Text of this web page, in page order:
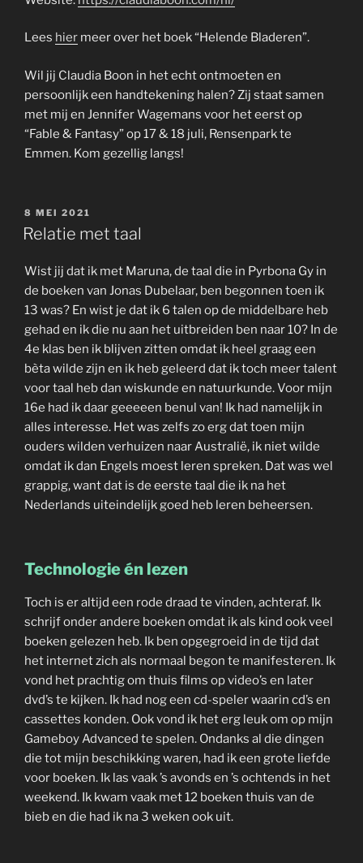
Lees hier meer over het boek “Helende Bladeren”.
Wil jij Claudia Boon in het echt ontmoeten en
persoonlijk een handtekening halen? Zij staat samen
met mij en Jennifer Wagemans voor het eerst op
“Fable & Fantasy” op 17 & 18 juli, Rensenpark te
Emmen. Kom gezellig langs!
GEPLAATST
OP
8 MEI 2021
Relatie met taal
Wist jij dat ik met Maruna, de taal die in Pyrbona Gy in
de boeken van Jonas Dubelaar, ben begonnen toen ik
13 was? En wist je dat ik 6 talen op de middelbare heb
gehad en ik die nu aan het uitbreiden ben naar 10? In de
4e klas ben ik blijven zitten omdat ik heel graag een
bèta wilde zijn en ik heb geleerd dat ik toch meer talent
voor taal heb dan wiskunde en natuurkunde. Voor mijn
16e had ik daar geeeeen benul van! Ik had namelijk in
alles interesse. Het was zelfs zo erg dat toen mijn
ouders wilden verhuizen naar Australië, ik niet wilde
omdat ik dan Engels moest leren spreken. Dat was wel
grappig, want dat is de eerste taal die ik na het
Nederlands uiteindelijk goed heb leren beheersen.
Technologie én lezen
Toch is er altijd een rode draad te vinden, achteraf. Ik
schrijf onder andere boeken omdat ik als kind ook veel
boeken gelezen heb. Ik ben opgegroeid in de tijd dat
het internet zich als normaal begon te manifesteren. Ik
vond het prachtig om thuis films op video’s en later
dvd’s te kijken. Ik had nog een cd-speler waarin cd’s en
cassettes konden. Ook vond ik het erg leuk om op mijn
Gameboy Advanced te spelen. Ondanks al die dingen
die tot mijn beschikking waren, had ik een grote liefde
voor boeken. Ik las vaak ’s avonds en ’s ochtends in het
weekend. Ik kwam vaak met 12 boeken thuis van de
bieb en die had ik na 3 weken ook uit.